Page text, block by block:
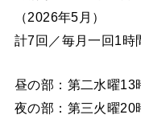
（2026年5月）
計7回／毎月一回1時
昼の部：第二水曜
夜の部：第三火曜